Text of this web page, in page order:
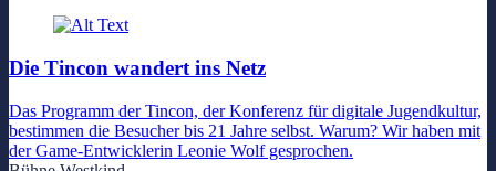
Die Tincon wandert ins Netz
Das Programm der Tincon, der Konferenz für digitale Jugendkultur,
bestimmen die Besucher bis 21 Jahre selbst. Warum? Wir haben mit
der Game-Entwicklerin Leonie Wolf gesprochen.